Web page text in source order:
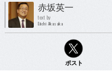
赤坂英一
text by
Eiichi Akasaka
ポスト